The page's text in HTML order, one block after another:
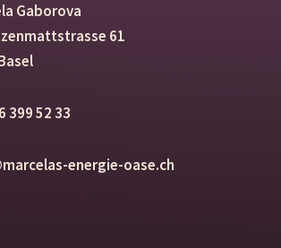
Gaborova
61
399 52 33
energie-oase.ch